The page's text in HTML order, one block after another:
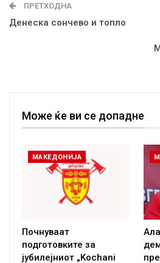
ПРЕТХОДНА
Денеска сончево и топло
Може ќе ви се допадне
МАКЕДОНИЈА
Почнуваат
подготовките за
јубилејниот „Kochani